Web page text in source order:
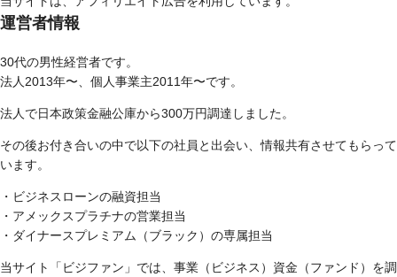
運営者情報
30代の男性経営者です。
法人2013年〜、個人事業主2011年〜です。
法人で日本政策金融公庫から300万円調達しました。
その後お付き合いの中で以下の社員と出会い、情報共有させてもらって
います。
・ビジネスローンの融資担当
・アメックスプラチナの営業担当
・ダイナースプレミアム（ブラック）の専属担当
当サイト「ビジファン」では、事業（ビジネス）資金（ファンド）を調